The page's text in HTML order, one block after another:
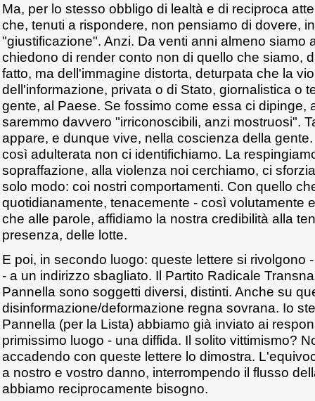
Ma, per lo stesso obbligo di lealtà e di reciproca
che, tenuti a rispondere, non pensiamo di dovere,
"giustificazione". Anzi. Da venti anni almeno siamo
chiedono di render conto non di quello che siamo,
fatto, ma dell'immagine distorta, deturpata che la
dell'informazione, privata o di Stato, giornalistica o
gente, al Paese. Se fossimo come essa ci dipinge,
saremmo davvero "irriconoscibili, anzi mostruosi".
appare, e dunque vive, nella coscienza della
così adulterata non ci identifichiamo. La
sopraffazione, alla violenza noi cerchiamo, ci
solo modo: coi nostri comportamenti. Con quello
quotidianamente, tenacemente - così volutamente
che alle parole, affidiamo la nostra credibilità alla
presenza, delle lotte.
E poi, in secondo luogo: queste lettere si rivolgono
- a un indirizzo sbagliato. Il Partito Radicale
Pannella sono soggetti diversi, distinti. Anche su
disinformazione/deformazione regna sovrana. Io
Pannella (per la Lista) abbiamo già inviato ai
primissimo luogo - una diffida. Il solito vittimismo?
accadendo con queste lettere lo dimostra.
a nostro e vostro danno, interrompendo il flusso
abbiamo reciprocamente bisogno.